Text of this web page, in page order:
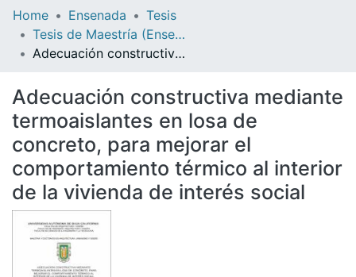
Inicio
Communities & Collections
Statistics
Bibliotecas
Home Ensenada
Tesis
Tesis de Maestría (Ensenada)
Adecuación constructiva mediante termoaislantes en losa de concreto, para mejorar el comportamiento térmico al interior de la vivienda de interés social
Adecuación constructiva mediante
termoaislantes en losa de
concreto, para mejorar el
comportamiento térmico al interior
de la vivienda de interés social